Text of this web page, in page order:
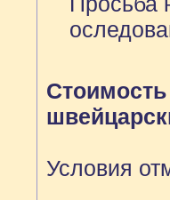
Стоимость
Условия